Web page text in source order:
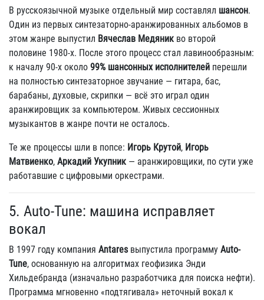
В русскоязычной музыке отдельный мир составлял шансон.
Один из первых синтезаторно-аранжированных альбомов в
этом жанре выпустил Вячеслав Медяник во второй
половине 1980-х. После этого процесс стал лавинообразным:
к началу 90-х около 99% шансонных исполнителей перешли
на полностью синтезаторное звучание — гитара, бас,
барабаны, духовые, скрипки — всё это играл один
аранжировщик за компьютером. Живых сессионных
музыкантов в жанре почти не осталось.
Те же процессы шли в попсе: Игорь Крутой, Игорь
Матвиенко, Аркадий Укупник — аранжировщики, по сути уже
работавшие с цифровыми оркестрами.
5. Auto-Tune: машина исправляет
вокал
В 1997 году компания Antaresвыпустила программу Auto-
Tune, основанную на алгоритмах геофизика Энди
Хильдебранда (изначально разработчика для поиска нефти).
Программа мгновенно «подтягивала» неточный вокал к